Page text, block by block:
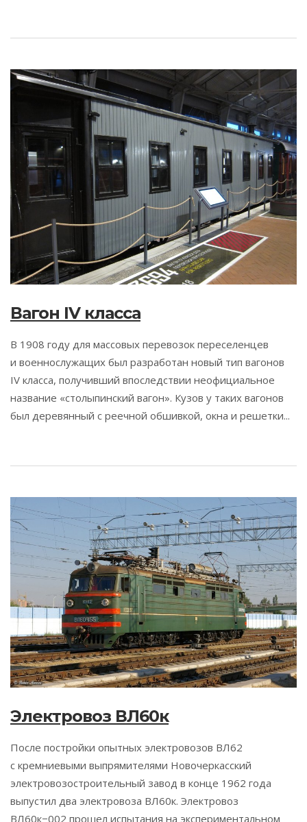
Вагон IV класса
В 1908 году для массовых перевозок переселенцев
и военнослужащих был разработан новый тип вагонов
IV класса, получивший впоследствии неофициальное
название «столыпинский вагон». Кузов у таких вагонов
был деревянный с реечной обшивкой, окна и решетки...
Электровоз ВЛ60к
После постройки опытных электровозов ВЛ62
с кремниевыми выпрямителями Новочеркасский
электровозостроительный завод в конце 1962 года
выпустил два электровоза ВЛ60к. Электровоз
ВЛ60к−002 прошел испытания на экспериментальном